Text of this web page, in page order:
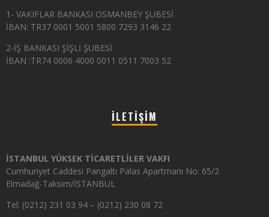
1- VAKIFLAR BANKASI OSMANBEY ŞUBESİ
İBAN: TR37 0001 5001 5800 7293 3146 22
2-İŞ BANKASI ŞİŞLİ ŞUBESİ
İBAN :TR74 0006 4000 0011 0511 7003 52
İLETIŞIM
İSTANBUL YÜKSEK TİCARETLİLER VAKFI
Cumhuriyet Caddesi Pangaltı Palas Apartmanı No: 65/2
Elmadağ-Taksim/İSTANBUL
Tel: (0212) 231 03 94 – (0212) 230 08 72